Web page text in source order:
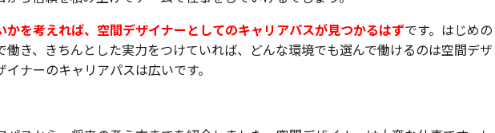
かを考えれば、空間デザイナーとしてのキャリアパスが見つかるはずです。はじめの
働き、きちんとした実力をつけていれば、どんな環境でも選んで働けるのは空間デザ
ナーのキャリアパスは広いです。